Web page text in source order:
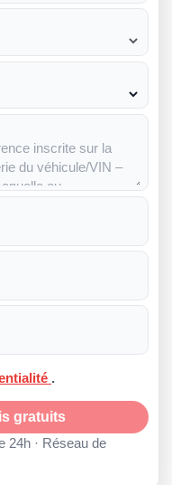
.
gratuits
24h · Réseau de